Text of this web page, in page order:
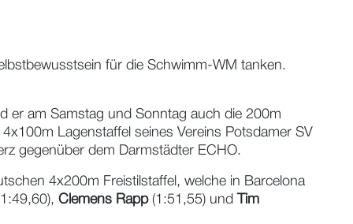
für die Schwimm-WM tanken.
er am Samstag und Sonntag auch die 200m
Lagenstaffel seines Vereins Potsdamer SV
gegenüber dem Darmstädter ECHO.
4x200m Freistilstaffel, welche in Barcelona
Clemens Rapp(1:51,55) und
Tim